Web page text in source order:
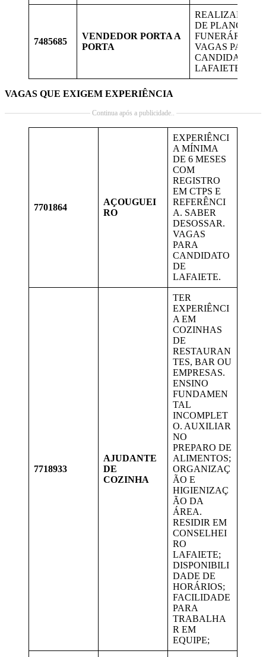
7485685
VENDEDOR PORTA A
PORTA
REALIZAR
DE PLANOS
FUNERÁRIOS.
VAGAS PARA
CANDIDATOS
LAFAIETE
VAGAS QUE EXIGEM EXPERIÊNCIA
Continua após a publicidade..
7701864
AÇOUGUEI
RO
EXPERIÊNCI
A MÍNIMA
DE 6 MESES
COM
REGISTRO
EM CTPS E
REFERÊNCI
A. SABER
DESOSSAR.
VAGAS
PARA
CANDIDATO
DE
LAFAIETE.
7718933
AJUDANTE
DE
COZINHA
TER
EXPERIÊNCI
A EM
COZINHAS
DE
RESTAURAN
TES, BAR OU
EMPRESAS.
ENSINO
FUNDAMEN
TAL
INCOMPLET
O. AUXILIAR
NO
PREPARO DE
ALIMENTOS;
ORGANIZAÇ
ÃO E
HIGIENIZAÇ
ÃO DA
ÁREA.
RESIDIR EM
CONSELHEI
RO
LAFAIETE;
DISPONIBILI
DADE DE
HORÁRIOS;
FACILIDADE
PARA
TRABALHA
R EM
EQUIPE;